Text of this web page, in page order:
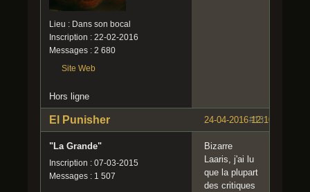
Lieu : Dans son bocal
Inscription : 22-02-2016
Messages : 2 680
Site Web
Hors ligne
#13
24-04-2016 12:10:44
El Punisher
"La Grande"
Inscription : 07-03-2015
Messages : 1 507
Bizarre
Laaris, j'ai lu
que la plupart
des critiques